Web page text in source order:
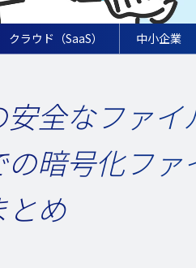
クラウド（SaaS） 中小企業
安全なファ
の暗号化フ
とめ